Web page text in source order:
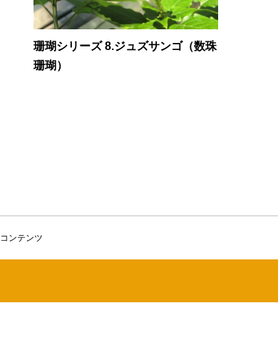
珊瑚シリーズ 8.ジュズサンゴ（数珠
珊瑚）
コンテンツ